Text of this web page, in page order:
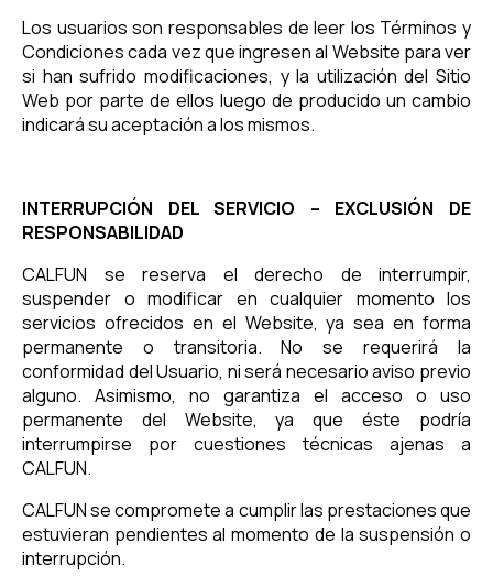
Los usuarios son responsables de leer los Términos y
Condiciones cada vez que ingresen al Website para ver
si han sufrido modificaciones, y la utilización del Sitio
Web por parte de ellos luego de producido un cambio
indicará su aceptación a los mismos.
INTERRUPCIÓN DEL SERVICIO – EXCLUSIÓN DE
RESPONSABILIDAD
CALFUN se reserva el derecho de interrumpir,
suspender o modificar en cualquier momento los
servicios ofrecidos en el Website, ya sea en forma
permanente o transitoria. No se requerirá la
conformidad del Usuario, ni será necesario aviso previo
alguno. Asimismo, no garantiza el acceso o uso
permanente del Website, ya que éste podría
interrumpirse por cuestiones técnicas ajenas a
CALFUN.
CALFUN se compromete a cumplir las prestaciones que
estuvieran pendientes al momento de la suspensión o
interrupción.